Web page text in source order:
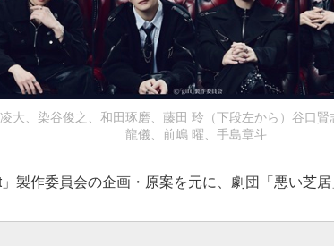
凌大、染谷俊之、和田琢磨、藤田 玲（下段左から）谷口
龍儀、前嶋 曜、手島章斗
製作委員会の企画・原案を元に、劇団「悪い芝居